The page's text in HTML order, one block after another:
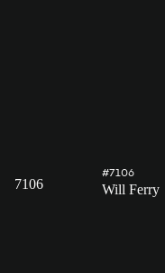
7106
#7106
Will Ferry